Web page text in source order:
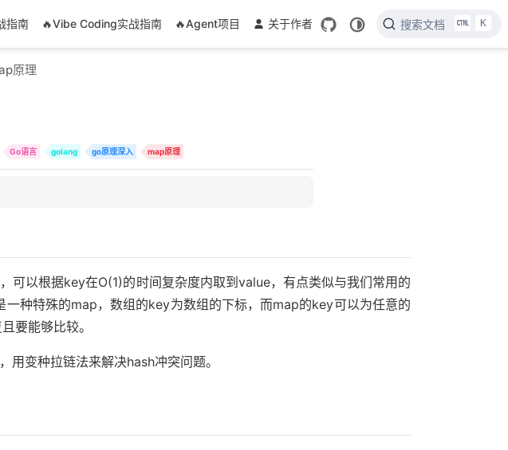
指南 🔥Vibe Coding实战指南 🔥Agent项目 关于作者 搜索文档 K
原理
Go语言 golang go原理深入 map原理
可以根据key在O(1)的时间复杂度内取到value，有点类似与我们常用的
一种特殊的map，数组的key为数组的下标，而map的key可以为任意的
要能够比较。
变种拉链法来解决hash冲突问题。